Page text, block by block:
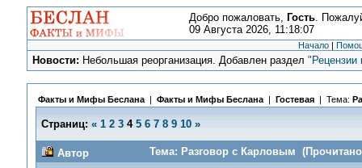
Добро пожаловать, Гость.
09 Августа 2026, 11:18:07
Начало |
Новости: Небольшая реорганизация. Добавлен раздел"Рецензии
Факты и Мифы Беслана| Факты и Мифы Беслана| Гостевая | Тема:
Страниц: « 1 2 3 4 5 6 7 8 9 10 »
Автор
Тема: Разговор с Карловым (Прочитано